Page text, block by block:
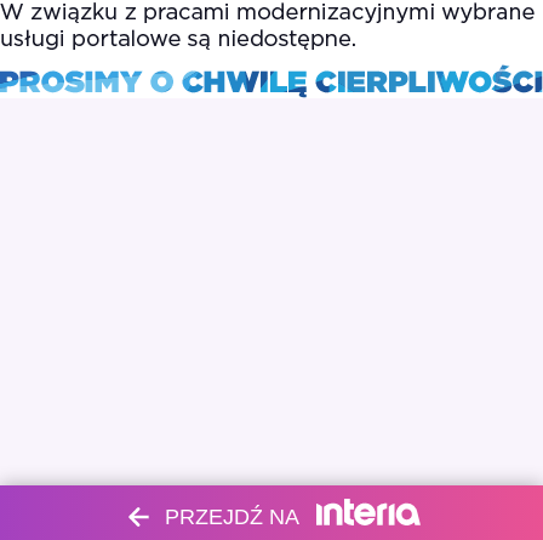
PRZEJDŹ NA